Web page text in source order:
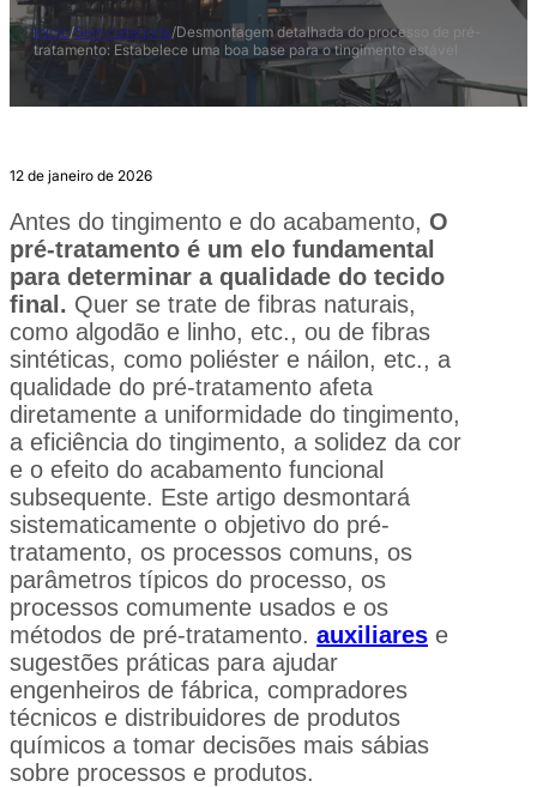
Início/Sem categoria/Desmontagem detalhada do processo de pré-
tratamento: Estabelece uma boa base para o tingimento estável
12 de janeiro de 2026
Antes do tingimento e do acabamento, O
pré-tratamento é um elo fundamental
para determinar a qualidade do tecido
final. Quer se trate de fibras naturais,
como algodão e linho, etc., ou de fibras
sintéticas, como poliéster e náilon, etc., a
qualidade do pré-tratamento afeta
diretamente a uniformidade do tingimento,
a eficiência do tingimento, a solidez da cor
e o efeito do acabamento funcional
subsequente. Este artigo desmontará
sistematicamente o objetivo do pré-
tratamento, os processos comuns, os
parâmetros típicos do processo, os
processos comumente usados e os
métodos de pré-tratamento. auxiliares e
sugestões práticas para ajudar
engenheiros de fábrica, compradores
técnicos e distribuidores de produtos
químicos a tomar decisões mais sábias
sobre processos e produtos.